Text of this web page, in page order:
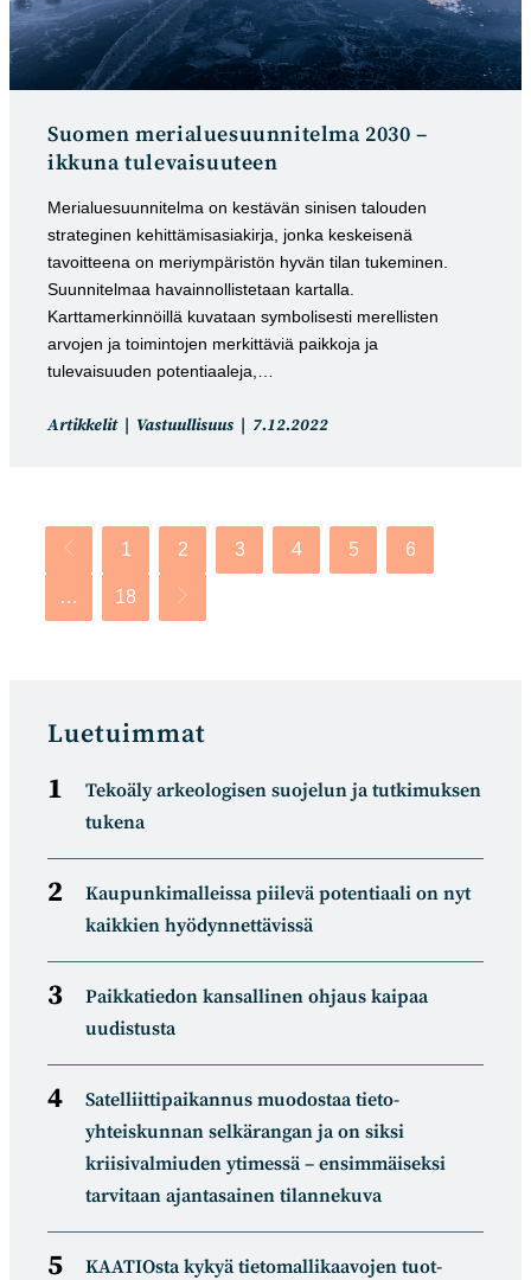
Suomen merialuesuun­nitelma 2030 –
ikkuna tulevaisuuteen
Merialuesuunnitelma on kestävän sinisen talouden
strateginen kehittämisasiakirja, jonka keskeisenä
tavoitteena on meriympäristön hyvän tilan tukeminen.
Suunnitelmaa havainnollistetaan kartalla.
Karttamerkinnöillä kuvataan symbolisesti merellisten
arvojen ja toimintojen merkittäviä paikkoja ja
tulevaisuuden potentiaaleja,…
Artikkelin
Artikkelit Vastuullisuus
Artikkeli
7.12.2022
Siirry edelliselle sivulle
1 2 3 4 5 6
… 18 Siirry seuraavalle sivulle
Luetuimmat
Tekoäly arkeologisen suojelun ja tutkimuksen
tukena
Kaupunkimalleissa piilevä potentiaali on nyt
kaikkien hyödynnettävissä
Paikkatiedon kansallinen ohjaus kaipaa
uudistusta
Satelliitti­paikannus muodostaa tieto­
yhteiskunnan selkä­rangan ja on siksi
kriisivalmiuden ytimessä – ensimmäiseksi
tarvitaan ajantasainen tilannekuva
KAATIOsta kykyä tietomal­likaa­vojen tuot­